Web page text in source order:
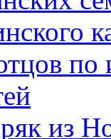
по
из